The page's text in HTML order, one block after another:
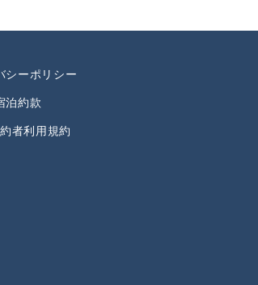
シーポリシー
泊約款
者利用規約